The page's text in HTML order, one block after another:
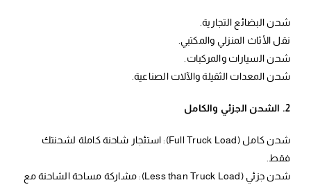
شحن البضائع التجارية.
نقل الأثاث المنزلي والمكتبي.
شحن السيارات والمركبات.
شحن المعدات الثقيلة والآلات الصناعية.
2. الشحن الجزئي والكامل
شحن كامل (Full Truck Load): استئجار شاحنة كاملة لشحنتك
فقط.
شحن جزئي (Less than Truck Load): مشاركة مساحة الشاحنة مع